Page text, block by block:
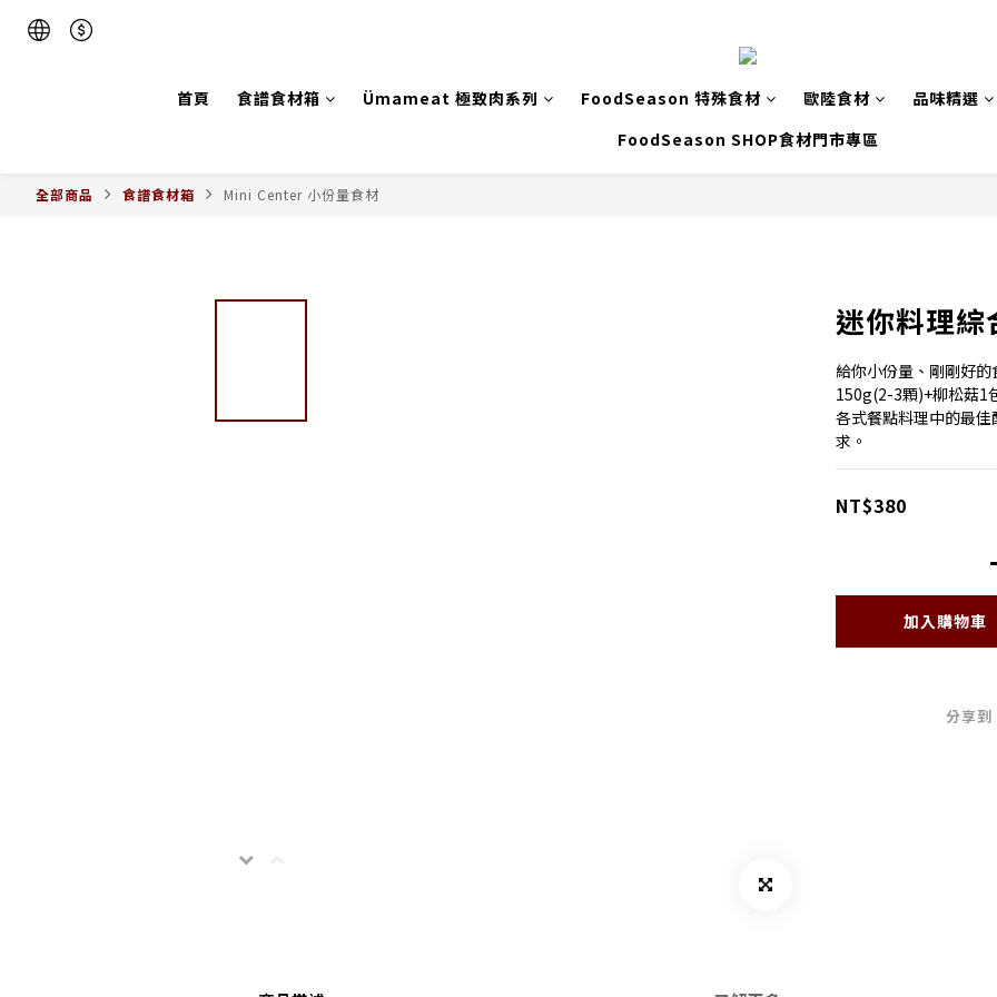
首頁 食譜食材箱 Ümameat 極致肉系列 FoodSeason 特殊食材 歐陸食材
品味精選
FoodSeason SHOP食材門市專區
全部商品 食譜食材箱 Mini Center 小份量食材
迷你料理
給你小份量、剛剛好
150g(2-3顆)+柳松菇1
各式餐點料理中的最
求。
NT$380
加入購物車
分享到